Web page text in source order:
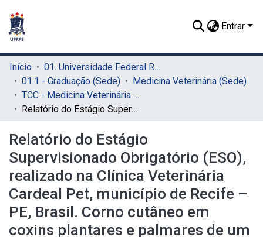
Entrar
Início
01. Universidade Federal Rural de Pernambuco - UFRPE (Sede)
01.1 - Graduação (Sede)
Medicina Veterinária (Sede)
TCC - Medicina Veterinária (Sede)
Relatório do Estágio Supervisionado Obrigatório (ESO), realizado na Clínica Veterinária Cardeal Pet, município de Recife – PE, Brasil. Corno cutâneo em coxins plantares e palmares de um felino – relato de caso
Relatório do Estágio
Supervisionado Obrigatório (ESO),
realizado na Clínica Veterinária
Cardeal Pet, município de Recife –
PE, Brasil. Corno cutâneo em
coxins plantares e palmares de um